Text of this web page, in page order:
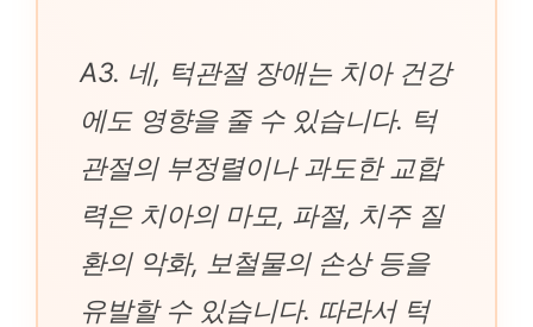
A3. 네, 턱관절 장애는 치아 건강
에도 영향을 줄 수 있습니다. 턱
관절의 부정렬이나 과도한 교합
력은 치아의 마모, 파절, 치주 질
환의 악화, 보철물의 손상 등을
유발할 수 있습니다. 따라서 턱